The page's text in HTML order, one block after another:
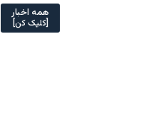
همه اخبار
[کلیک کن]